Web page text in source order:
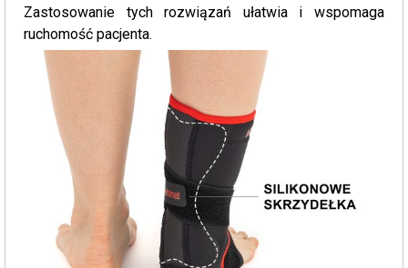
Zastosowanie tych rozwiązań ułatwia i wspomaga
ruchomość pacjenta.